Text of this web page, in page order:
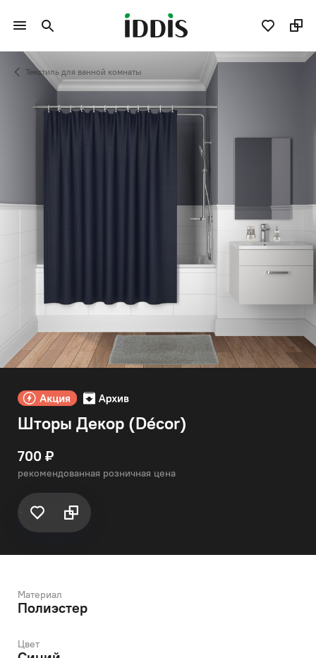
Текстиль для ванной комнаты
Шторы Декор (Décor)
700 ₽
рекомендованная розничная цена
Материал
Полиэстер
Цвет